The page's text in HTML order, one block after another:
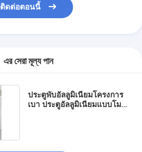
ติดต่อตอนนี้
এর সেরা মূল্য পান
ประตูพับอัลลูมิเนียมโครงการ
เบา ประตูอัลลูมิเนียมแบบโม